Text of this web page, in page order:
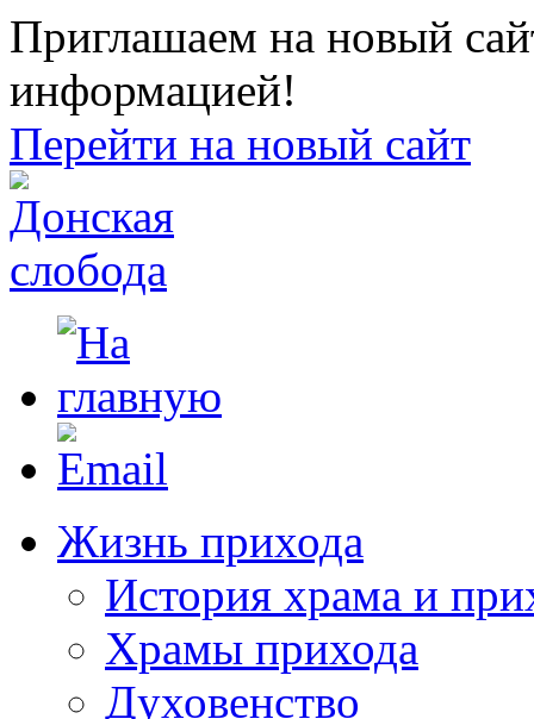
Приглашаем на новый
информацией!
Перейти на новый сайт
Жизнь прихода
История храма и
Храмы прихода
Духовенство